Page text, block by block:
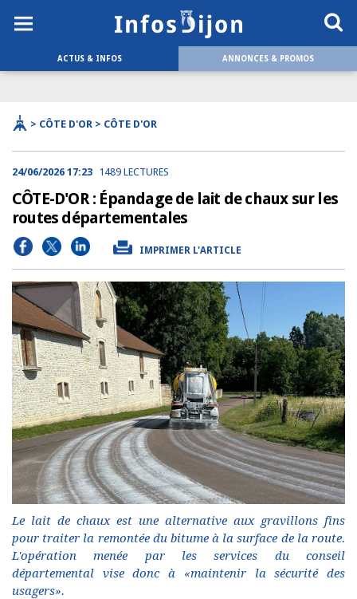
ACTUS & INFOS ANNONCES & PROMOS
> CÔTE D'OR > CÔTE D'OR
24/06/2026 17:23 1489 LECTURES
CÔTE-D'OR : Épandage de lait de chaux sur les
routes départementales
IMPRIMER L'ARTICLE
Le lait de chaux est une alternative aux gravillons fins
pour traiter la remontée du bitume à la surface de la route.
L'opération menée par les services du conseil
départemental vise donc à «maintenir la sécurité des
usagers».